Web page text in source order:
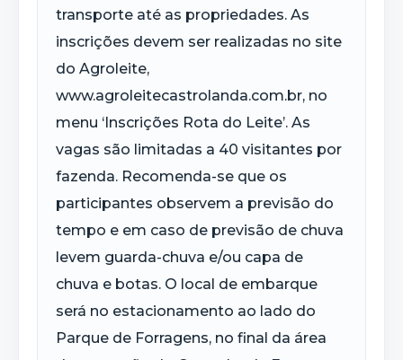
transporte até as propriedades. As
inscrições devem ser realizadas no site
do Agroleite,
www.agroleitecastrolanda.com.br, no
menu ‘Inscrições Rota do Leite’. As
vagas são limitadas a 40 visitantes por
fazenda. Recomenda-se que os
participantes observem a previsão do
tempo e em caso de previsão de chuva
levem guarda-chuva e/ou capa de
chuva e botas. O local de embarque
será no estacionamento ao lado do
Parque de Forragens, no final da área